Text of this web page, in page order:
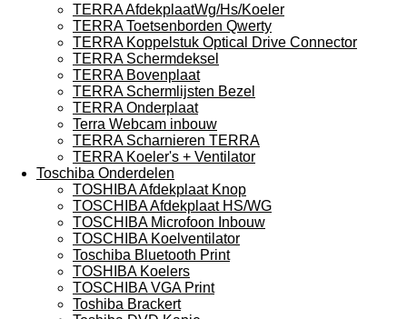
TERRA AfdekplaatWg/Hs/Koeler
TERRA Toetsenborden Qwerty
TERRA Koppelstuk Optical Drive Connector
TERRA Schermdeksel
TERRA Bovenplaat
TERRA Schermlijsten Bezel
TERRA Onderplaat
Terra Webcam inbouw
TERRA Scharnieren TERRA
TERRA Koeler's + Ventilator
Toschiba Onderdelen
TOSHIBA Afdekplaat Knop
TOSCHIBA Afdekplaat HS/WG
TOSCHIBA Microfoon Inbouw
TOSCHIBA Koelventilator
Toschiba Bluetooth Print
TOSHIBA Koelers
TOSCHIBA VGA Print
Toshiba Brackert